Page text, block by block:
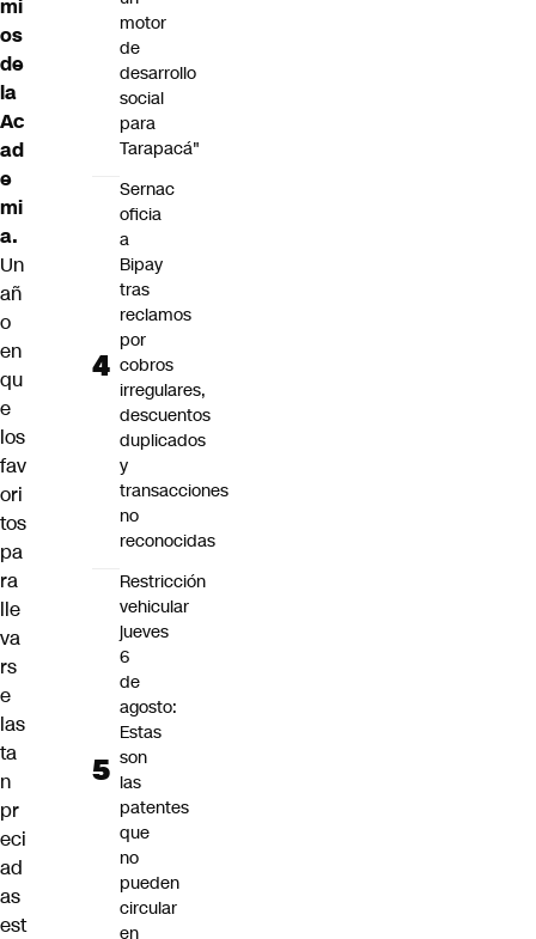
mi
os
de
la
Ac
ad
e
mi
a.
Un
añ
o
en
qu
e
los
fav
ori
tos
pa
ra
lle
va
rs
e
las
ta
n
pr
eci
ad
as
est
motor
de
desarrollo
social
para
Tarapacá"
Sernac
oficia
a
Bipay
tras
reclamos
por
cobros
irregulares,
descuentos
duplicados
y
transacciones
no
reconocidas
Restricción
vehicular
jueves
6
de
agosto:
Estas
son
las
patentes
que
no
pueden
circular
en